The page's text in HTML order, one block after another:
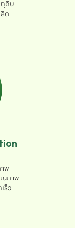
ดิบ
ต
พ
ณภาพ
ร็ว